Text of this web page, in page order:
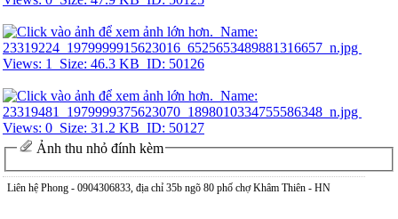
Ảnh thu nhỏ đính kèm
Liên hệ Phong - 0904306833, địa chỉ 35b ngõ 80 phố chợ Khâm Thiên - HN